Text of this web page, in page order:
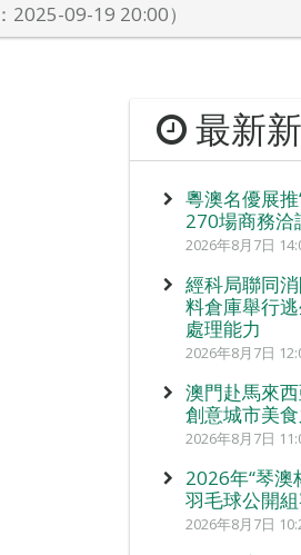
2025-09-19 20:00）
最新
粵澳名優展
270場商務洽
2026年8月7日
經科局聯同
料倉庫舉行
處理能力
2026年8月7日
澳門赴馬來
創意城市美
2026年8月7日
2026年“琴澳
羽毛球公開
2026年8月7日